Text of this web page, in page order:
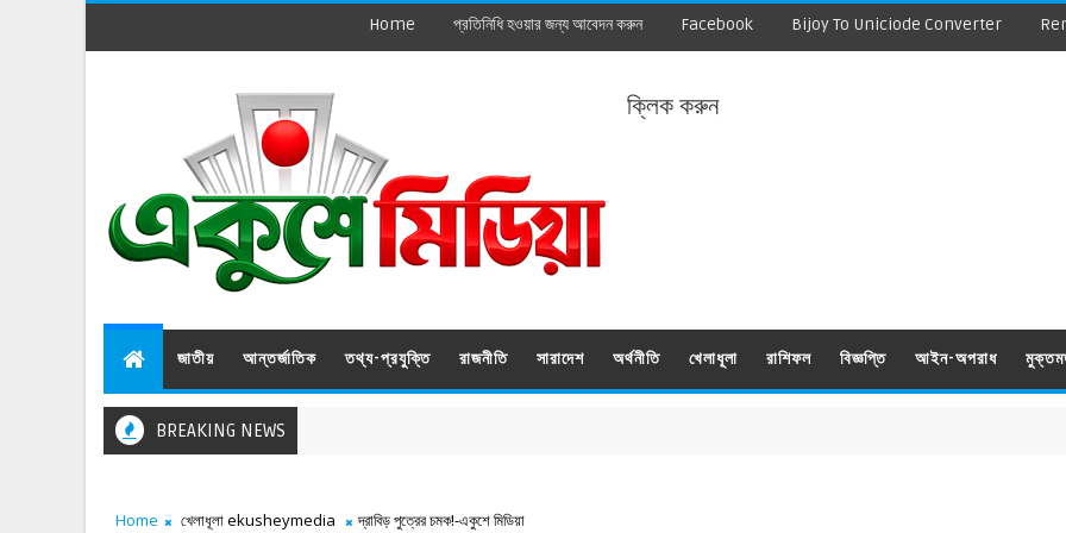
Home প্রতিনিধি হওয়ার জন্য আবেদন করুন Facebook Bijoy To Uniciode Converter
ক্লিক করুন
জাতীয় আন্তর্জাতিক তথ্য-প্রযুক্তি রাজনীতি সারাদেশ অর্থনীতি খেলাধূলা রাশিফল বিজ্ঞপ্তি আইন-অপরাধ
BREAKING NEWS
Home খেলাধূলা ekusheymedia দ্রাবিড় পুত্রের চমক!-একুশে মিডিয়া